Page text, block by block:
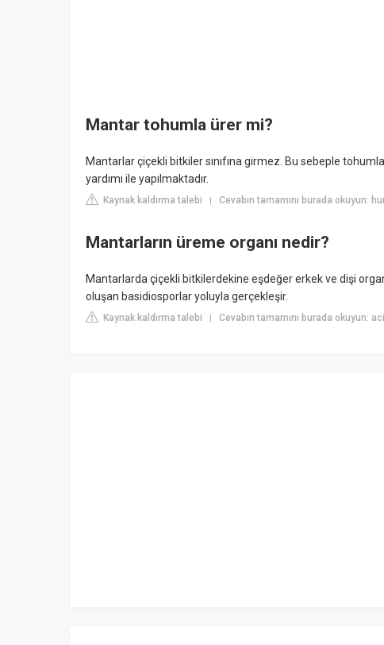
Mantar tohumla ürer mi?
Mantarlar çiçekli bitkiler sınıfına girmez. Bu sebeple
yardımı ile yapılmaktadır.
Kaynak kaldırma talebi | Cevabın tamamını burada okuyun:
Mantarların üreme organı nedir?
Mantarlarda çiçekli bitkilerdekine eşdeğer erkek ve dişi
oluşan basidiosporlar yoluyla gerçekleşir.
Kaynak kaldırma talebi | Cevabın tamamını burada okuyun: